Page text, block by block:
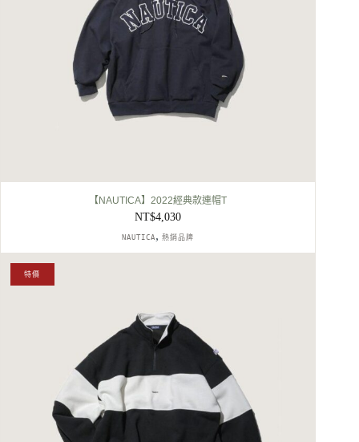
【NAUTICA】2022經典款連帽T
NT$4,030
NAUTICA ,熱銷品牌
特價